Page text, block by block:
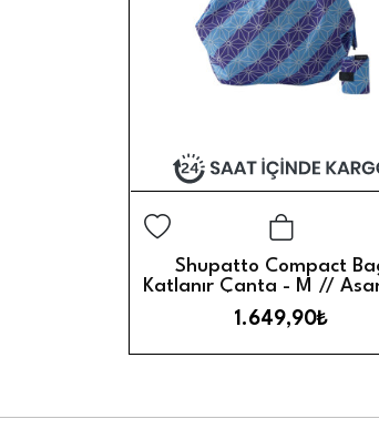
Sepete
Shupatto Compact
Katlanır Çanta - M //
1.649,90₺